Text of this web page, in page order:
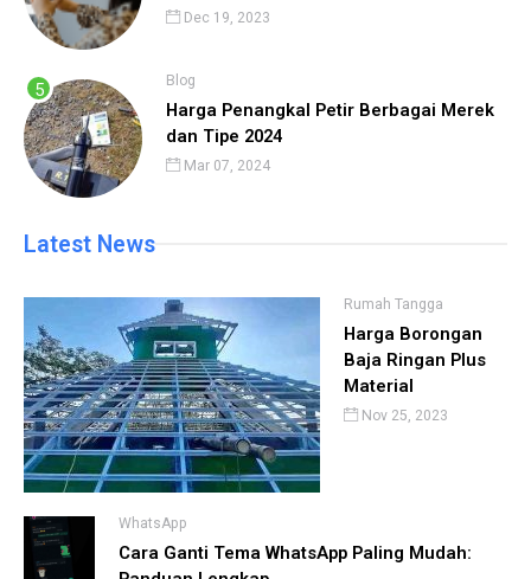
Cara Menggunakan TikTok
Dec 19, 2023
Blog
Harga Penangkal Petir Berbagai Merek
dan Tipe 2024
Mar 07, 2024
Latest News
Rumah Tangga
Harga Borongan
Baja Ringan Plus
Material
Nov 25, 2023
WhatsApp
Cara Ganti Tema WhatsApp Paling Mudah: